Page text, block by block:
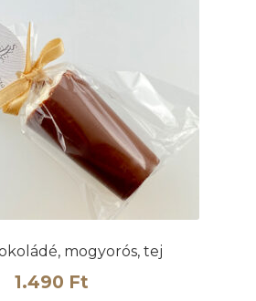
mogyorós, tej
1.490 Ft